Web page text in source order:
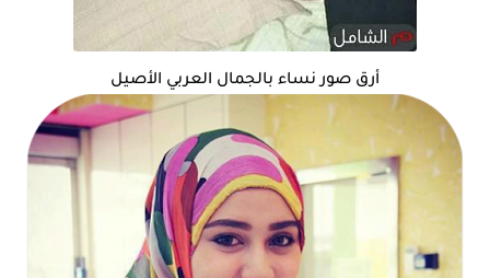
أرق صور نساء بالجمال العربي الأصيل